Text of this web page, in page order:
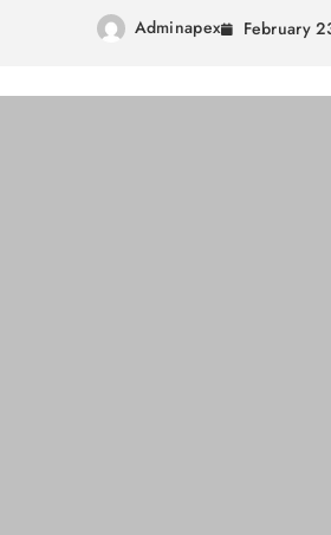
Adminapex February